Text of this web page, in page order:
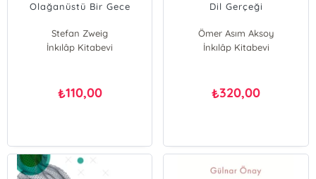
Olağanüstü Bir Gece
Stefan Zweig
İnkılâp Kitabevi
₺110,00
Dil Gerçeği
Ömer Asım Aksoy
İnkılâp Kitabevi
₺320,00